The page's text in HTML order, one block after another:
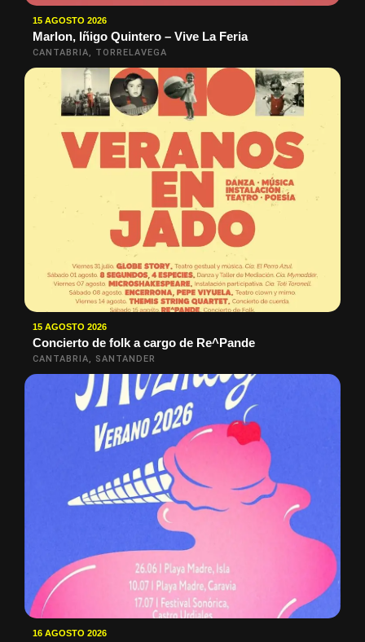
15 AGOSTO 2026
Marlon, Iñigo Quintero – Vive La Feria
CANTABRIA, TORRELAVEGA
15 AGOSTO 2026
Concierto de folk a cargo de Re^Pande
CANTABRIA, SANTANDER
16 AGOSTO 2026